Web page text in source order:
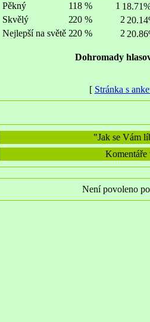
Pěkný
Skvělý
Nejlepší na světě
Dohromady
[ Stránka s
"Jak se Vám
Komentáře
Není povoleno